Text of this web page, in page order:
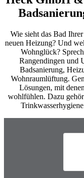
Wie sieht das Bad
neuen Heizung? Und
Wohnglück?
Rangendingen und
Badsanierung,
Wohnraumlüftung.
Lösungen, mit
wohlfühlen. Dazu